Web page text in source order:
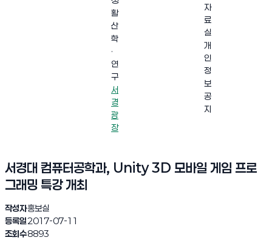
활
산
학
·
연
구
서
경
광
장
자
료
실
개
인
정
보
공
지
서경대 컴퓨터공학과, Unity 3D 모바일 게임 프로
그래밍 특강 개최
작성자홍보실
등록일2017-07-11
조회수8893